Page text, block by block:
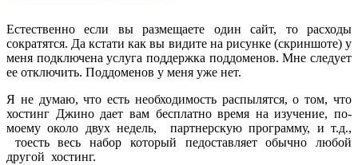
Естественно если вы размещаете один сайт, то расходы
сократятся. Да кстати как вы видите на рисунке (скриншоте) у
меня подключена услуга поддержка поддоменов. Мне следует
ее отключить. Поддоменов у меня уже нет.
Я не думаю, что есть необходимость распылятся, о том, что
хостинг Джино дает вам бесплатно время на изучение, по-
моему около двух недель, партнерскую программу, и т.д.,
тоесть весь набор который педоставляет обычно любой
другой хостинг.